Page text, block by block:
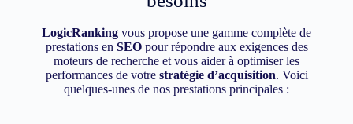
LogicRanking vous propose une gamme complète de
prestations en SEOpour répondre aux exigences des
moteurs de recherche et vous aider à optimiser les
performances de votre stratégie d’acquisition. Voici
quelques-unes de nos prestations principales :